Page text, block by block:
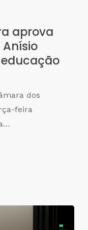
aprova
dos
feira